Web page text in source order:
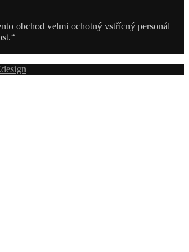
obchod velmi ochotný vstřícný personál